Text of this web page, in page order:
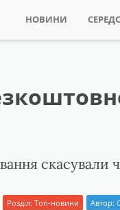
НОВИНИ
скасували
Розділ: Топ-новини Автор: